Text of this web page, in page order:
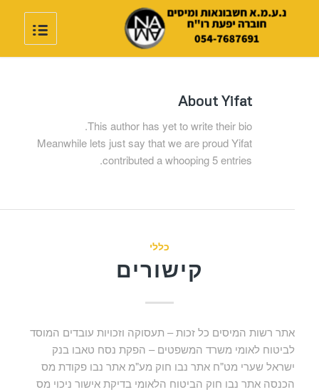
AboutYifat
This author has yet to write their bio.
Meanwhile lets just say that we are proudYifat
contributed a whooping 5 entries.
כללי
קישורים
אתר רשות המיסים כל זכות – תעסוקה וזכויות עובדים המוסד
לביטוח לאומי משרד המשפטים – הפקת נסח טאבו בנק
ישראל שערי מט"ח אתר נבו חוק מע"מ אתר נבו פקודת מס
הכנסה אתר נבו חוק הביטוח הלאומי בדיקת אישור ניכוי מס